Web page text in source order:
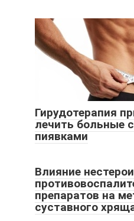
Гирудотерапия
лечить больные
пиявками
Влияние
препаратов на
суставного